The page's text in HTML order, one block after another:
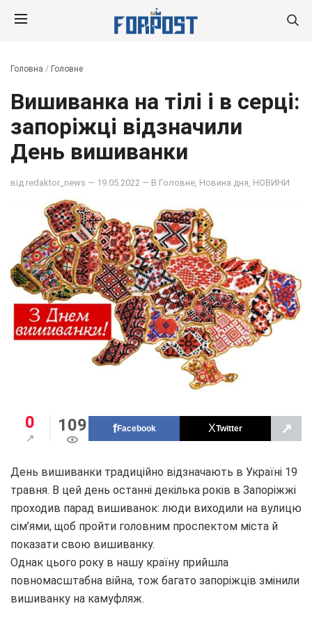
Головна / Головне
Вишиванка на тілі і в серці:
запоріжці відзначили
День вишиванки
від redaktor_news — 19.05.2022 — В Головне Новина дня НОВИНИ
0 109 Facebook Twitter ↗
День вишиванки традиційно відзначають в Україні 19
травня. В цей день останні декілька років в Запоріжжі
проходив парад вишиванок: люди виходили на вулицю
сім’ями, щоб пройти головним проспектом міста й
показати свою вишиванку.
Однак цього року в нашу країну прийшла
повномасштабна війна, тож багато запоріжців змінили
вишиванку на камуфляж.